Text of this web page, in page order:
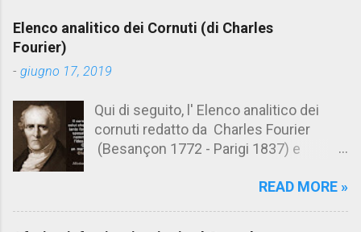
e
n
t
Elenco analitico dei Cornuti (di Charles
Fourier)
- giugno 17, 2019
Qui di seguito, l' Elenco analitico dei
cornuti redatto da Charles Fourier
(Besançon 1772 - Parigi 1837) e
Aforismario trovi anche una raccolta di
READ MORE »